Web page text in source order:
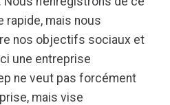
rapide, mais nous
nos objectifs sociaux et
une entreprise
ne veut pas forcément
mais vise